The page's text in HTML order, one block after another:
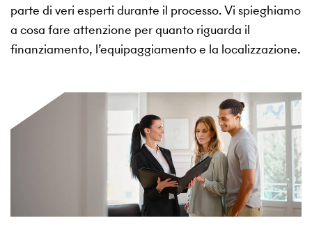
parte di veri esperti durante il processo. Vi spieghiamo
a cosa fare attenzione per quanto riguarda il
finanziamento, l’equipaggiamento e la localizzazione.